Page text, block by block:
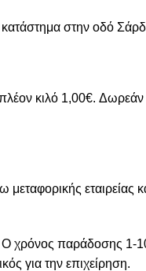
κατάστημα στην οδό
κιλό 1,00€.
χρόνος παράδοσης 1-
για την επιχείρηση.